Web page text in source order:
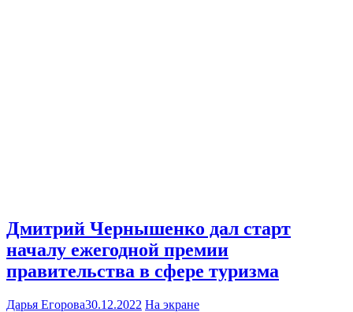
Дмитрий Чернышенко дал старт
началу ежегодной премии
правительства в сфере туризма
Дарья Егорова30.12.2022 На экране